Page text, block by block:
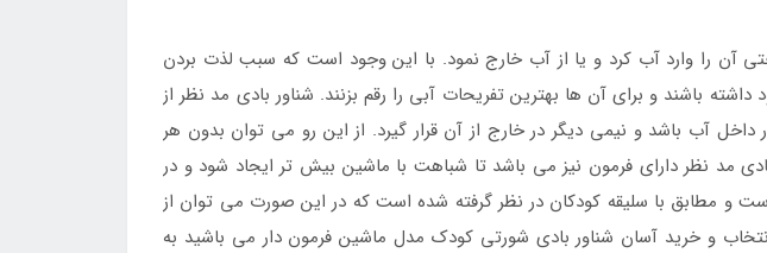
آن را وارد آب کرد و یا از آب خارج نمود. با این وجود است که سبب لذت بردن
باشند و برای آن ها بهترین تفریحات آبی را رقم بزنند. شناور بادی مد نظر از
آب باشد و نیمی دیگر در خارج از آن قرار گیرد. از این رو می توان بدون هر
مد نظر دارای فرمون نیز می باشد تا شباهت با ماشین بیش تر ایجاد شود و در
و مطابق با سلیقه کودکان در نظر گرفته شده است که در این صورت می توان از
و خرید آسان شناور بادی شورتی کودک مدل ماشین فرمون دار می باشید به